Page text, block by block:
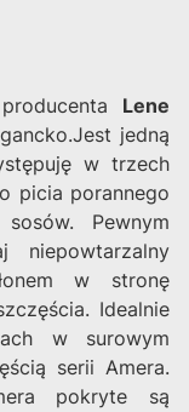
Lene
jedną
w trzech
picia porannego
Pewnym
niepowtarzalny
w stronę
Idealnie
w surowym
serii Amera.
pokryte są